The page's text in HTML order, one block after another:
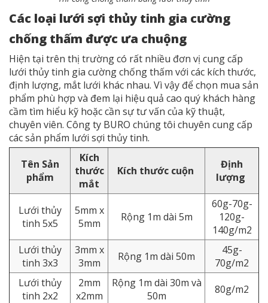
Các loại lưới sợi thủy tinh gia cường
chống thấm được ưa chuộng
Hiện tại trên thị trường có rất nhiều đơn vị cung cấp
lưới thủy tinh gia cường chống thấm với các kích thước,
định lượng, mắt lưới khác nhau. Vì vậy để chọn mua sản
phẩm phù hợp và đem lại hiệu quả cao quý khách hàng
cầm tìm hiểu kỹ hoặc cần sự tư vấn của kỹ thuật,
chuyên viên. Công ty BURO chúng tôi chuyên cung cấp
các sản phẩm lưới sợi thủy tinh.
Tên Sản
phẩm
Kích
thước
mắt
Kích thước cuộn
Định
lượng
Lưới thủy
tinh 5x5
5mm x
5mm
Rộng 1m dài 5m
60g-70g-
120g-
140g/m2
Lưới thủy
tinh 3x3
3mm x
3mm
Rộng 1m dài 50m
45g-
70g/m2
Lưới thủy
tinh 2x2
2mm
x2mm
Rộng 1m dài 30m và
50m
80g/m2